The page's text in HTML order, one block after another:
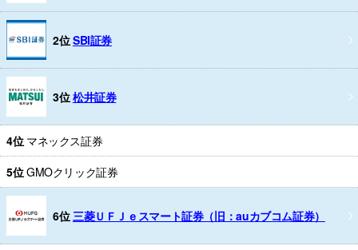
2位SBI証券
3位松井証券
4位 マネックス証券
5位GMOクリック証券
6位 三菱ＵＦＪｅスマート証券（旧：auカブコム証券）